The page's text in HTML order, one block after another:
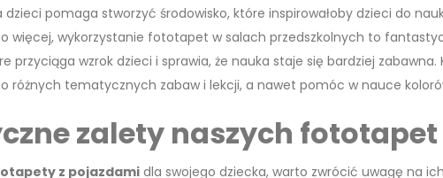
dzieci pomaga stworzyć środowisko, które inspirowałoby dzieci do
więcej, wykorzystanie fototapet w salach przedszkolnych to
przyciąga wzrok dzieci i sprawia, że nauka staje się bardziej
różnych tematycznych zabaw i lekcji, a nawet pomóc w nauce
zalety naszych
z pojazdamidla swojego dziecka, warto zwrócić uwagę na